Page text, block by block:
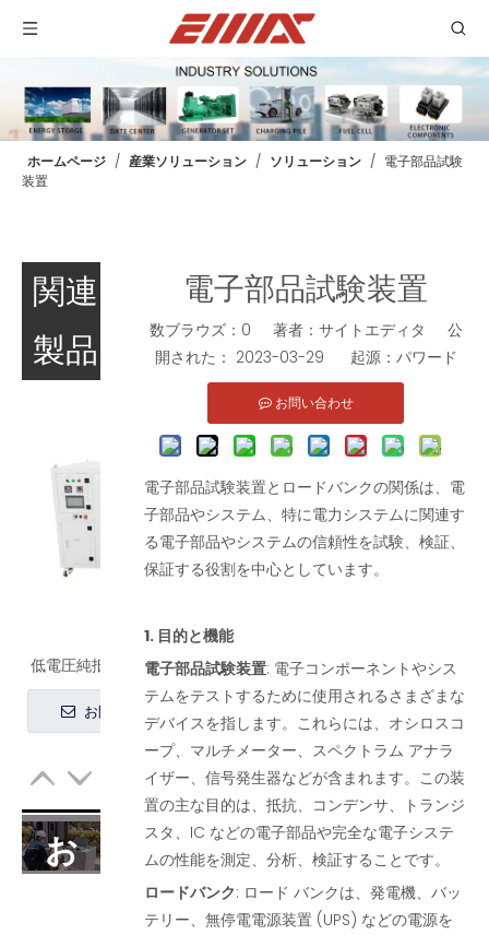
ホームページ / 産業ソリューション / ソリューション / 電子部品試験
装置
関連
製品
低電圧純抵抗負荷バンク
お問い合わせ
300KW ACDC統合充電パイルテストロードバンク
お問い合わせ
インバータテスト用の RCD ロードバンク - EMAX
お問い合わせ
お
電子部品試験装置
数ブラウズ： 0 著者：サイトエディタ 公
開された： 2023-03-29 起源： パワード
お問い合わせ
電子部品試験装置とロードバンクの関係は、電
子部品やシステム、特に電力システムに関連す
る電子部品やシステムの信頼性を試験、検証、
保証する役割を中心としています。
1. 目的と機能
電子部品試験装置: 電子コンポーネントやシス
テムをテストするために使用されるさまざまな
デバイスを指します。これらには、オシロスコ
ープ、マルチメーター、スペクトラム アナラ
イザー、信号発生器などが含まれます。この装
置の主な目的は、抵抗、コンデンサ、トランジ
スタ、IC などの電子部品や完全な電子システ
ムの性能を測定、分析、検証することです。
ロードバンク: ロード バンクは、発電機、バッ
テリー、無停電電源装置 (UPS) などの電源を